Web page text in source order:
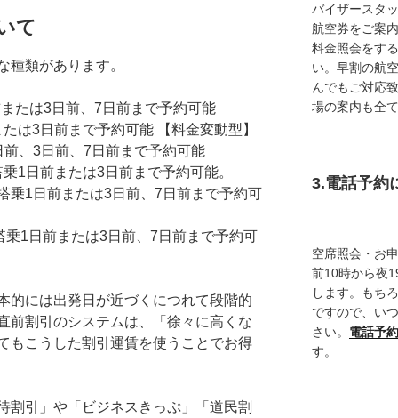
て
種類があります。
たは3日前、7日前まで予約可能
は3日前まで予約可能 【料金変動型】
、3日前、7日前まで予約可能
1日前または3日前まで予約可能。
1日前または3日前、7日前まで予約可
1日前または3日前、7日前まで予約可
的には出発日が近づくにつれて段階的
前割引のシステムは、「徐々に高くな
もこうした割引運賃を使うことでお得
割引」や「ビジネスきっぷ」「道民割
バイザースタ
航空券をご案
料金照会をす
い。早割の航
んでもご対応
場の案内も全
3.電話予約
空席照会・お
前10時から夜
します。もち
ですので、い
さい。 電話予
す。